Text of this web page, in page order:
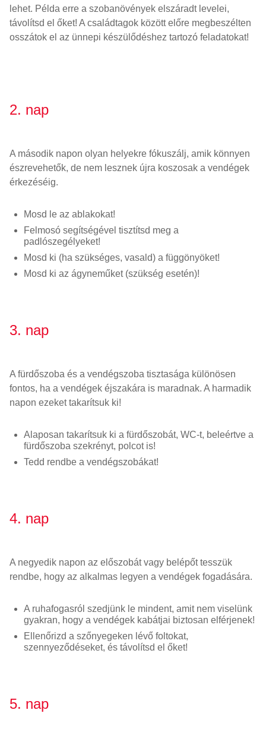
lehet. Példa erre a szobanövények elszáradt levelei,
távolítsd el őket! A családtagok között előre megbeszélten
osszátok el az ünnepi készülődéshez tartozó feladatokat!
2. nap
A második napon olyan helyekre fókuszálj, amik könnyen
észrevehetők, de nem lesznek újra koszosak a vendégek
érkezéséig.
Mosd le az ablakokat!
Felmosó segítségével tisztítsd meg a
padlószegélyeket!
Mosd ki (ha szükséges, vasald) a függönyöket!
Mosd ki az ágyneműket (szükség esetén)!
3. nap
A fürdőszoba és a vendégszoba tisztasága különösen
fontos, ha a vendégek éjszakára is maradnak. A harmadik
napon ezeket takarítsuk ki!
Alaposan takarítsuk ki a fürdőszobát, WC-t, beleértve a
fürdőszoba szekrényt, polcot is!
Tedd rendbe a vendégszobákat!
4. nap
A negyedik napon az előszobát vagy belépőt tesszük
rendbe, hogy az alkalmas legyen a vendégek fogadására.
A ruhafogasról szedjünk le mindent, amit nem viselünk
gyakran, hogy a vendégek kabátjai biztosan elférjenek!
Ellenőrizd a szőnyegeken lévő foltokat,
szennyeződéseket, és távolítsd el őket!
5. nap